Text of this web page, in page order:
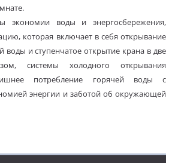
экономии воды и энергосбережения,
которая включает в себя открывание
воды и ступенчатое открытие крана в две
системы холодного открывания
потребление горячей воды с
энергии и заботой об окружающей